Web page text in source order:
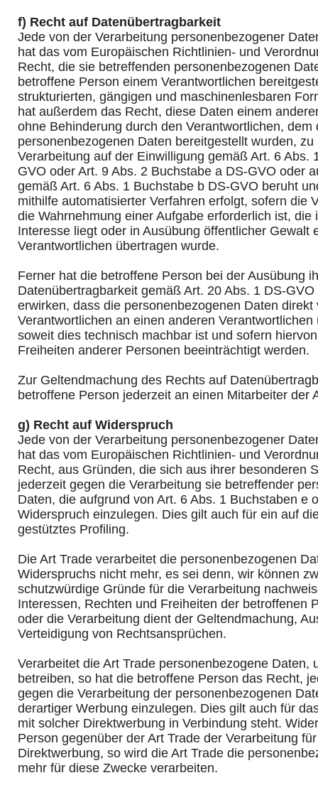
f) Recht auf Datenübertragbarkeit
Jede von der Verarbeitung personenbezogener
hat das vom Europäischen Richtlinien- und
Recht, die sie betreffenden personenbezogenen
betroffene Person einem Verantwortlichen
strukturierten, gängigen und maschinenlesbaren
hat außerdem das Recht, diese Daten einem
ohne Behinderung durch den Verantwortlichen, dem
personenbezogenen Daten bereitgestellt wurden,
Verarbeitung auf der Einwilligung gemäß Art. 6 Abs.
GVO oder Art. 9 Abs. 2 Buchstabe a DS-GVO oder
gemäß Art. 6 Abs. 1 Buchstabe b DS-GVO beruht
mithilfe automatisierter Verfahren erfolgt, sofern die
die Wahrnehmung einer Aufgabe erforderlich ist, die
Interesse liegt oder in Ausübung öffentlicher Gewalt
Verantwortlichen übertragen wurde.
Ferner hat die betroffene Person bei der Ausübung
Datenübertragbarkeit gemäß Art. 20 Abs. 1 DS-
erwirken, dass die personenbezogenen Daten direkt
Verantwortlichen an einen anderen
soweit dies technisch machbar ist und sofern
Freiheiten anderer Personen beeinträchtigt werden.
Zur Geltendmachung des Rechts auf
betroffene Person jederzeit an einen Mitarbeiter der
g) Recht auf Widerspruch
Jede von der Verarbeitung personenbezogener
hat das vom Europäischen Richtlinien- und
Recht, aus Gründen, die sich aus ihrer besonderen
jederzeit gegen die Verarbeitung sie betreffender
Daten, die aufgrund von Art. 6 Abs. 1 Buchstaben e
Widerspruch einzulegen. Dies gilt auch für ein auf
gestütztes Profiling.
Die Art Trade verarbeitet die personenbezogenen
Widerspruchs nicht mehr, es sei denn, wir können
schutzwürdige Gründe für die Verarbeitung
Interessen, Rechten und Freiheiten der betroffenen
oder die Verarbeitung dient der Geltendmachung,
Verteidigung von Rechtsansprüchen.
Verarbeitet die Art Trade personenbezogene Daten,
betreiben, so hat die betroffene Person das Recht,
gegen die Verarbeitung der personenbezogenen
derartiger Werbung einzulegen. Dies gilt auch für
mit solcher Direktwerbung in Verbindung steht.
Person gegenüber der Art Trade der Verarbeitung
Direktwerbung, so wird die Art Trade die
mehr für diese Zwecke verarbeiten.